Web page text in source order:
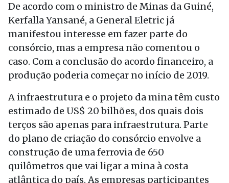
De acordo com o ministro de Minas da Guiné,
Kerfalla Yansané, a General Eletric já
manifestou interesse em fazer parte do
consórcio, mas a empresa não comentou o
caso. Com a conclusão do acordo financeiro, a
produção poderia começar no início de 2019.
A infraestrutura e o projeto da mina têm custo
estimado de US$ 20 bilhões, dos quais dois
terços são apenas para infraestrutura. Parte
do plano de criação do consórcio envolve a
construção de uma ferrovia de 650
quilômetros que vai ligar a mina à costa
atlântica do país. As empresas participantes